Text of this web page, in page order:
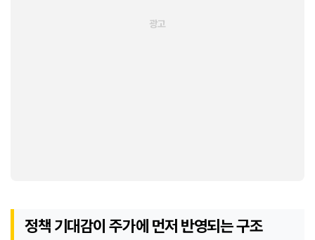
정책 기대감이 주가에 먼저 반영되는 구조